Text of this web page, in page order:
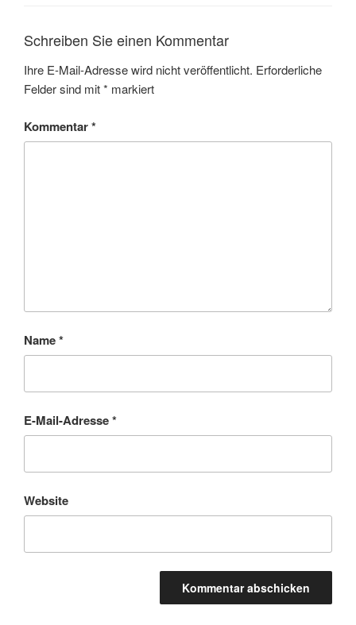
Schreiben Sie einen Kommentar
Ihre E-Mail-Adresse wird nicht veröffentlicht. Erforderliche
Felder sind mit* markiert
Kommentar*
Name*
E-Mail-Adresse*
Website